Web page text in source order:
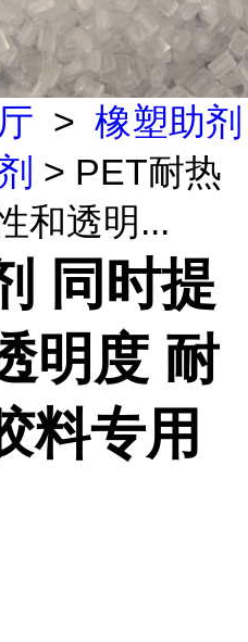
> 橡塑助剂
> PET耐热
和透明...
同时提
明度 耐
料专用